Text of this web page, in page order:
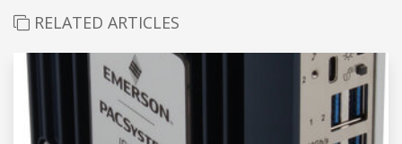
RELATED ARTICLES